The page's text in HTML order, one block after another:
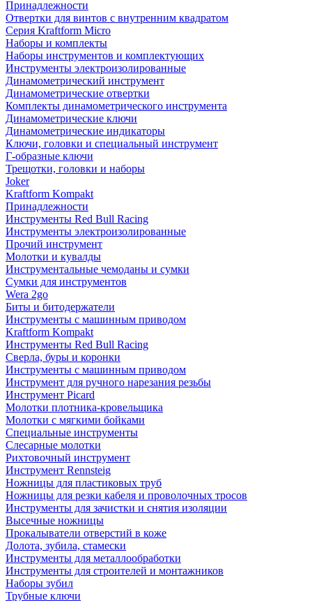
Принадлежности
Отвертки для винтов с внутренним квадратом
Серия Kraftform Micro
Наборы и комплекты
Наборы инструментов и комплектующих
Инструменты электроизолированные
Динамометрический инструмент
Динамометрические отвертки
Комплекты динамометрического инструмента
Динамометрические ключи
Динамометрические индикаторы
Ключи, головки и специальный инструмент
Г-образные ключи
Трещотки, головки и наборы
Joker
Kraftform Kompakt
Принадлежности
Инструменты Red Bull Racing
Инструменты электроизолированные
Прочий инструмент
Молотки и кувалды
Инструментальные чемоданы и сумки
Сумки для инструментов
Wera 2go
Биты и битодержатели
Инструменты с машинным приводом
Kraftform Kompakt
Инструменты Red Bull Racing
Сверла, буры и коронки
Инструменты с машинным приводом
Инструмент для ручного нарезания резьбы
Инструмент Picard
Молотки плотника-кровельщика
Молотки с мягкими бойками
Специальные инструменты
Слесарные молотки
Рихтовочный инструмент
Инструмент Rennsteig
Ножницы для пластиковых труб
Ножницы для резки кабеля и проволочных тросов
Инструменты для зачистки и снятия изоляции
Высечные ножницы
Прокалыватели отверстий в коже
Долота, зубила, стамески
Инструменты для металлообработки
Инструменты для строителей и монтажников
Наборы зубил
Трубные ключи